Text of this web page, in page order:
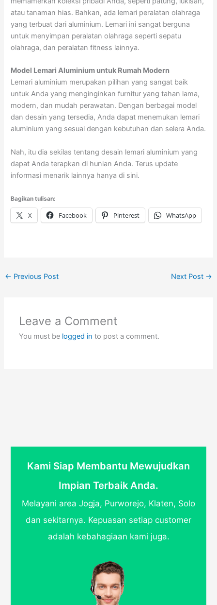
atau tanaman hias. Bahkan, ada lemari peralatan olahraga
yang terbuat dari aluminium. Lemari ini sangat berguna
untuk menyimpan peralatan olahraga seperti sepatu
olahraga, dan peralatan fitness lainnya.
Model Lemari Aluminium untuk Rumah Modern
Lemari aluminium merupakan pilihan yang sangat baik
untuk Anda yang menginginkan furnitur yang tahan lama,
modern, dan mudah perawatan. Dengan berbagai model
dan desain yang tersedia, Anda dapat menemukan lemari
aluminium yang sesuai dengan kebutuhan dan selera Anda.
Nah, itu dia sekilas tentang desain lemari aluminium yang
dapat Anda terapkan di hunian Anda. Terus update
informasi menarik lainnya hanya di sini.
Bagikan tulisan:
X Facebook Pinterest WhatsApp
← Previous Post Next Post →
Leave a Comment
You must be logged in to post a comment.
Kami Siap Membantu Mewujudkan
Impian Terbaik Anda.
Melayani area Jogja, Purworejo, Klaten, Solo
dan sekitarnya. Kepuasan setiap customer
adalah kebahagiaan kami juga.